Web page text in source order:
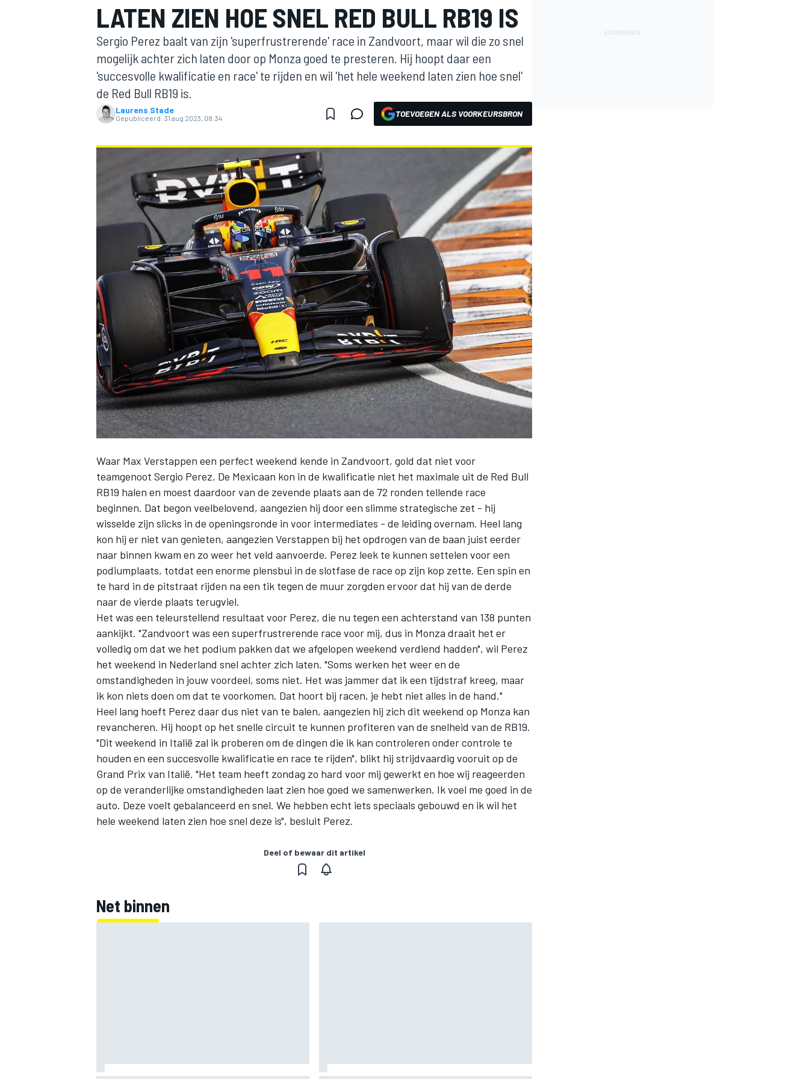
INDYCAR
WEC DTM
LATEN ZIEN HOE SNEL RED BULL RB19 IS
Sergio Perez baalt van zijn 'superfrustrerende' race in Zandvoort, maar wil die zo snel
mogelijk achter zich laten door op Monza goed te presteren. Hij hoopt daar een
'succesvolle kwalificatie en race' te rijden en wil 'het hele weekend laten zien hoe snel'
de Red Bull RB19 is.
Laurens Stade
Gepubliceerd: 31 aug 2023, 08:34 TOEVOEGEN ALS VOORKEURSBRON
Waar Max Verstappen een perfect weekend kende in Zandvoort, gold dat niet voor
teamgenoot Sergio Perez. De Mexicaan kon in de kwalificatie niet het maximale uit de Red Bull
RB19 halen en moest daardoor van de zevende plaats aan de 72 ronden tellende race
beginnen. Dat begon veelbelovend, aangezien hij door een slimme strategische zet - hij
wisselde zijn slicks in de openingsronde in voor intermediates - de leiding overnam. Heel lang
kon hij er niet van genieten, aangezien Verstappen bij het opdrogen van de baan juist eerder
naar binnen kwam en zo weer het veld aanvoerde. Perez leek te kunnen settelen voor een
podiumplaats, totdat een enorme plensbui in de slotfase de race op zijn kop zette. Een spin en
te hard in de pitstraat rijden na een tik tegen de muur zorgden ervoor dat hij van de derde
naar de vierde plaats terugviel.
Het was een teleurstellend resultaat voor Perez, die nu tegen een achterstand van 138 punten
aankijkt. "Zandvoort was een superfrustrerende race voor mij, dus in Monza draait het er
volledig om dat we het podium pakken dat we afgelopen weekend verdiend hadden", wil Perez
het weekend in Nederland snel achter zich laten. "Soms werken het weer en de
omstandigheden in jouw voordeel, soms niet. Het was jammer dat ik een tijdstraf kreeg, maar
ik kon niets doen om dat te voorkomen. Dat hoort bij racen, je hebt niet alles in de hand."
Heel lang hoeft Perez daar dus niet van te balen, aangezien hij zich dit weekend op Monza kan
revancheren. Hij hoopt op het snelle circuit te kunnen profiteren van de snelheid van de RB19.
"Dit weekend in Italië zal ik proberen om de dingen die ik kan controleren onder controle te
houden en een succesvolle kwalificatie en race te rijden", blikt hij strijdvaardig vooruit op de
Grand Prix van Italië. "Het team heeft zondag zo hard voor mij gewerkt en hoe wij reageerden
op de veranderlijke omstandigheden laat zien hoe goed we samenwerken. Ik voel me goed in de
auto. Deze voelt gebalanceerd en snel. We hebben echt iets speciaals gebouwd en ik wil het
hele weekend laten zien hoe snel deze is", besluit Perez.
Deel of bewaar dit artikel
Net binnen